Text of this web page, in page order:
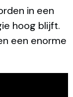
in een
hoog blijft.
een enorme